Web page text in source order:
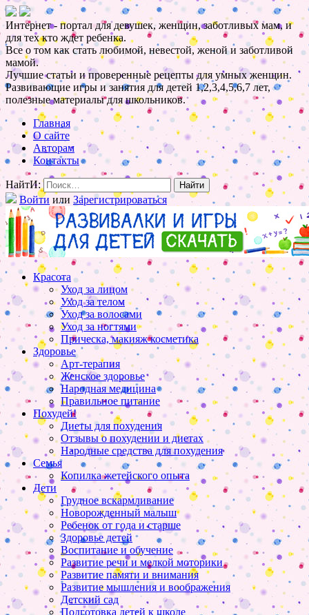
Интернет - портал для девушек, женщин, заботливых мам, и
для тех кто ждет ребенка.
Все о том как стать любимой, невестой, женой и заботливой
мамой.
Лучшие статьи и проверенные рецепты для умных женщин.
Развивающие игры и занятия для детей 1,2,3,4,5,6,7 лет,
полезные материалы для школьников.
Главная
О сайте
Авторам
Контакты
НайтИ:
Войти или Зарегистрироваться
Красота
Уход за лицом
Уход за телом
Уход за волосами
Уход за ногтями
Прическа, макияж косметика
Здоровье
Арт-терапия
Женское здоровье
Народная медицина
Правильное питание
Похудей!
Диеты для похудения
Отзывы о похудении и диетах
Народные средства для похудения
Семья
Копилка жетейского опыта
Дети
Грудное вскармливание
Новорожденный малыш
Ребенок от года и старше
Здоровье детей
Воспитание и обучение
Развитие речи и мелкой моторики
Развитие памяти и внимания
Развитие мышления и воображения
Детский сад
Подготовка детей к школе